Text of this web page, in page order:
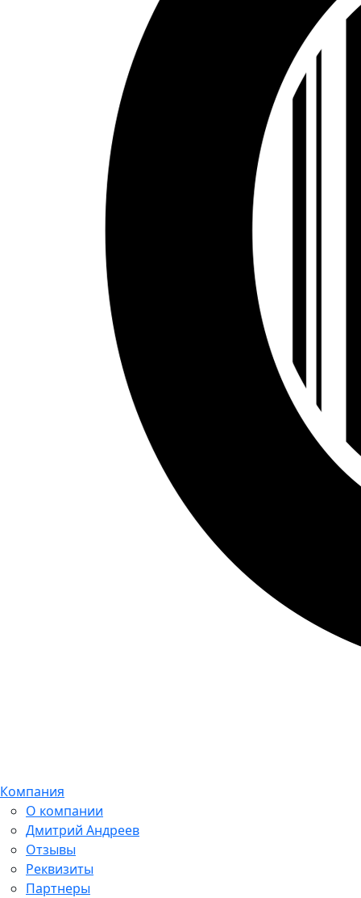
Компания
О компании
Дмитрий Андреев
Отзывы
Реквизиты
Партнеры